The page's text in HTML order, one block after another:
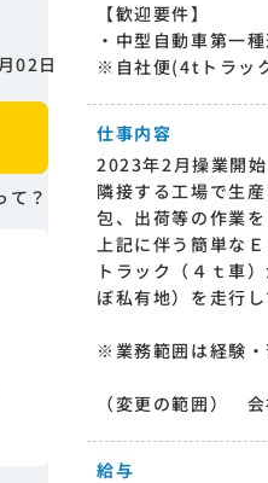
02日
て？
詳細を知るって？
まっちエージェントはエージェ
人紹介サービスのため、 応募
はまずエージェントとの面談が
ます。そのためまずは求人へ
無を面談等で確認致します。そ
な求人応募へと進んでいただき
【歓迎要件】
・中型自動車第一
※自社便(4tトラッ
仕事内容
2023年2月操業開
隣接する工場で生
包、出荷等の作業を
上記に伴う簡単な
トラック（４ｔ車
ぼ私有地）を走行
※業務範囲は経験・
（変更の範囲）
給与